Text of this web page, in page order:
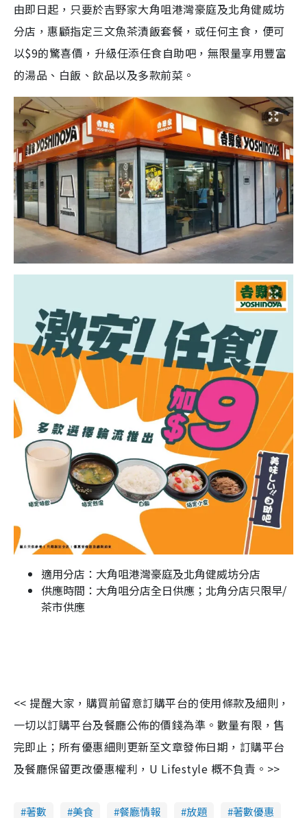
由即日起，只要於吉野家大角咀港灣豪庭及北角健威坊
分店，惠顧指定三文魚茶漬飯套餐，或任何主食，便可
以$9的驚喜價，升級任添任食自助吧，無限量享用豐富
的湯品、白飯、飲品以及多款前菜。
適用分店：大角咀港灣豪庭及北角健威坊分店
供應時間：大角咀分店全日供應；北角分店只限早/
茶市供應
<< 提醒大家，購買前留意訂購平台的使用條款及細則，
一切以訂購平台及餐廳公佈的價錢為準。數量有限，售
完即止；所有優惠細則更新至文章發佈日期，訂購平台
及餐廳保留更改優惠權利，U Lifestyle 概不負責。>>
著數 美食 餐廳情報 放題 著數優惠